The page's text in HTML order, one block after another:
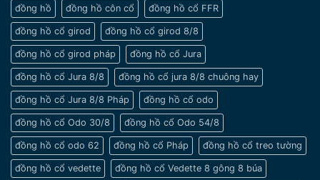
đồng hồ đồng hồ côn cổ đồng hồ cổ FFR
đồng hồ cổ girod đồng hồ cổ girod 8/8
đồng hồ cổ girod pháp đồng hồ cổ Jura
đồng hồ cổ Jura 8/8 đồng hồ cổ jura 8/8 chuông hay
đồng hồ cổ Jura 8/8 Pháp đồng hồ cổ odo
đồng hồ cổ Odo 30/8 đồng hồ cổ Odo 54/8
đồng hồ cổ odo 62 đồng hồ cổ Pháp đồng hồ cổ treo tường
đồng hồ cổ vedette đồng hồ cổ Vedette 8 gông 8 búa